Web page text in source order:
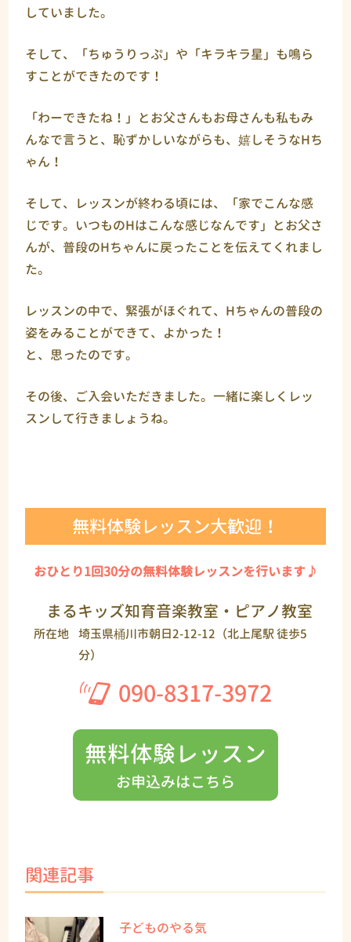
していました。
そして、「ちゅうりっぷ」や「キラキラ星」も鳴ら
すことができたのです！
「わーできたね！」とお父さんもお母さんも私もみ
んなで言うと、恥ずかしいながらも、嬉しそうなHち
ゃん！
そして、レッスンが終わる頃には、「家でこんな感
じです。いつものHはこんな感じなんです」とお父さ
んが、普段のHちゃんに戻ったことを伝えてくれまし
た。
レッスンの中で、緊張がほぐれて、Hちゃんの普段の
姿をみることができて、よかった！
と、思ったのです。
その後、ご入会いただきました。一緒に楽しくレッ
スンして行きましょうね。
無料体験レッスン大歓迎！
おひとり1回30分の無料体験レッスンを行います♪
まるキッズ知育音楽教室・ピアノ教室
所在地 埼玉県桶川市朝日2-12-12（北上尾駅 徒歩5
分）
090-8317-3972
無料体験レッスン
お申込みはこちら
関連記事
子どものやる気